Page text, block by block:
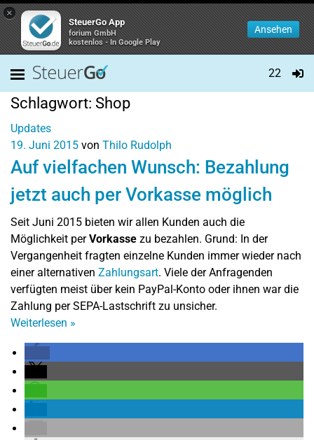
×
SteuerGo App
forium GmbH
kostenlos - In Google Play
Ansehen
22
Schlagwort: Shop
Updates
19. Juni 2015 von Thilo Rudolph
Auf vielfachen Wunsch: Bezahlung
jetzt auch per Vorkasse möglich
Seit Juni 2015 bieten wir allen Kunden auch die
Möglichkeit perVorkasse zu bezahlen. Grund: In der
Vergangenheit fragten einzelne Kunden immer wieder nach
einer alternativen Zahlungsart. Viele der Anfragenden
verfügten meist über kein PayPal-Konto oder ihnen war die
Zahlung per SEPA-Lastschrift zu unsicher.
Weiterlesen »